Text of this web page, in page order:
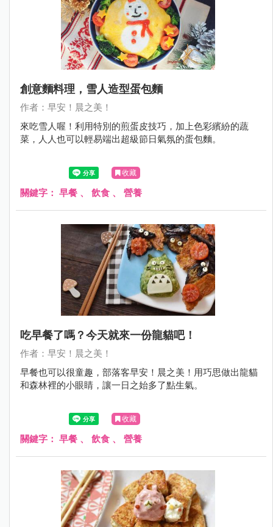
創意麵料理，雪人造型蛋包麵
作者：早安！晨之美！
來吃雪人喔！利用特別的煎蛋皮技巧，加上色彩繽紛的蔬
菜，人人也可以輕易端出超級節日氣氛的蛋包麵。
收藏
關鍵字： 早餐 、 飲食 、 營養
吃早餐了嗎？今天就來一份龍貓吧！
作者：早安！晨之美！
早餐也可以很童趣，部落客早安！晨之美！用巧思做出龍貓
和森林裡的小眼睛，讓一日之始多了點生氣。
收藏
關鍵字： 早餐 、 飲食 、 營養